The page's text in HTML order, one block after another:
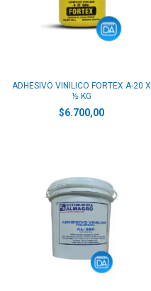
ADHESIVO VINILICO FORTEX A-20 X
½ KG
$6.700,00